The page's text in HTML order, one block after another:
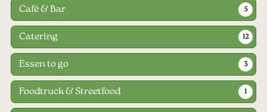
Café & Bar 5
Catering 12
Essen to go 3
Foodtruck & Streetfood 1